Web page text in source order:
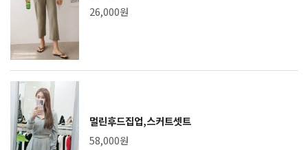
26,000원
멀린후드집업,스커트셋트
58,000원